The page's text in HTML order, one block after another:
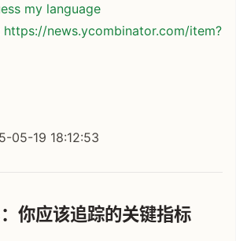
my language
https://news.ycombinator.com/item?
05-19 18:12:53
你应该追踪的关键指标